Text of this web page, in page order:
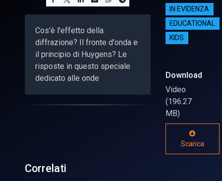
Cos'è l'effetto della
diffrazione? Il fronte d'onda e
il principio di Huygens? Le
risposte in questo speciale
dedicato alle onde
IN EVIDENZA
EDUCATIONAL
KIDS
Download
Video
(196.27
MB)
Scarica
Correlati